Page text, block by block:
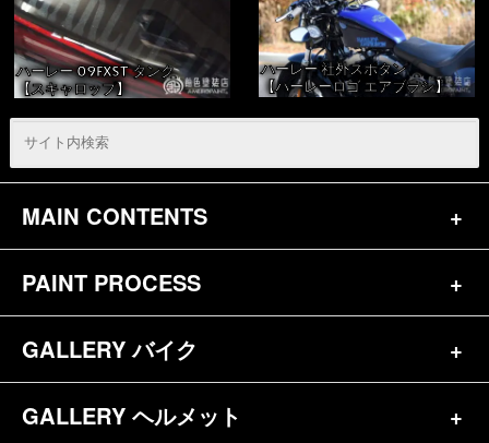
ハーレー 09FXST タンク
【スキャロップ】
ハーレー 社外スポタン
【ハーレーロゴ エアブラシ】
MAIN CONTENTS
トップページ
お問合せ
PAINT PROCESS
バイク（180）
ヘルメット（84）
GALLERY バイク
バイク一覧（184）
GALLERY ヘルメット